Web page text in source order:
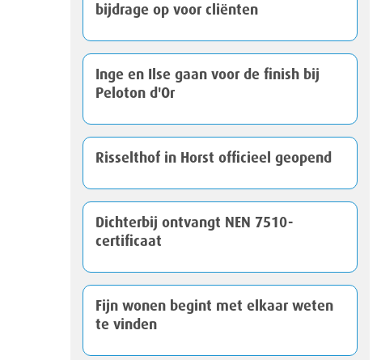
bijdrage op voor cliënten
Inge en Ilse gaan voor de finish bij
Peloton d'Or
Risselthof in Horst officieel geopend
Dichterbij ontvangt NEN 7510-
certificaat
Fijn wonen begint met elkaar weten
te vinden